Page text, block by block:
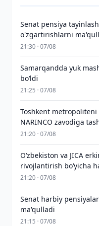
Senat pensiya
o'zgartirishlarni
21:30 · 07/08
Samarqandda yuk
bo‘ldi
21:25 · 07/08
Toshkent
NARINCO zavodiga
21:20 · 07/08
Oʻzbekiston va JICA
rivojlantirish boʻyicha
21:20 · 07/08
Senat harbiy
ma'qulladi
21:15 · 07/08